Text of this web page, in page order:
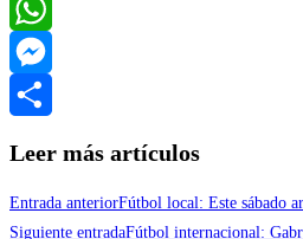
Twitter
WhatsApp
Messenger
Leer más artículos
Entrada anteriorFútbol local: Este sábado
Siguiente entradaFútbol internacional: